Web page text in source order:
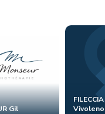
Gil
Vivoleno